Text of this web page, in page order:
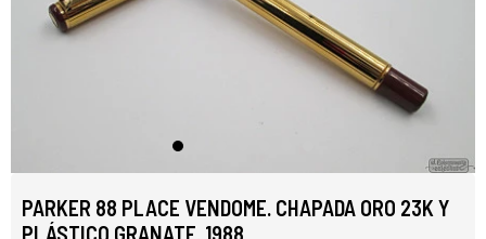
PARKER 88 PLACE VENDOME. CHAPADA ORO 23K Y
PLÁSTICO GRANATE. 1988